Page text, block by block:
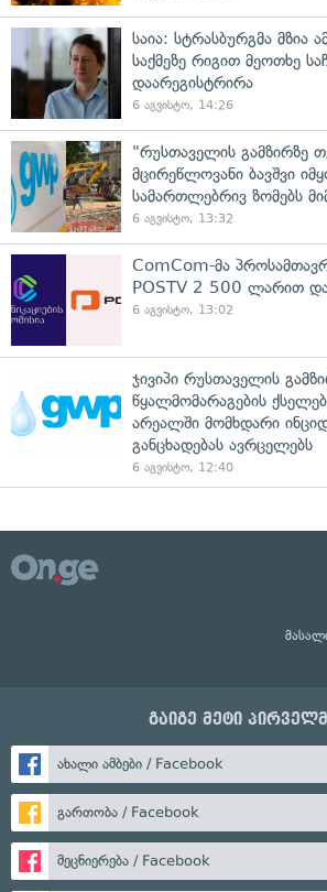
საია: სტრასბურგმა მზია
საქმეზე რიგით მეოთხე
დაარეგისტრირა
6 აგვისტო, 14:26
"რუსთაველის გამზირზე
მცირეწლოვანი ბავშვი
სამართლებრივ ზომებს
6 აგვისტო, 13:32
ComCom-მა
POSTV 2 500 ლარით
6 აგვისტო, 13:02
ჯივიპი რუსთაველის
წყალმომარაგების
არეალში მომხდარი
განცხადებას ავრცელებს
6 აგვისტო, 12:40
გაიგე მეტი
ახალი ამბები / Facebook
გართობა / Facebook
მეცნიერება / Facebook